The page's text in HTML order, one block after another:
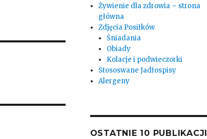
Żywienie dla zdrowia – strona
główna
Zdjęcia Posiłków
Śniadania
Obiady
Kolacje i podwieczorki
Stososwane Jadłospisy
Alergeny
OSTATNIE 10 PUBLIKACJI